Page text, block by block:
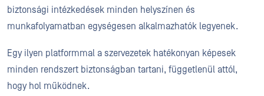
biztonsági intézkedések minden helyszínen és
munkafolyamatban egységesen alkalmazhatók legyenek.
Egy ilyen platformmal a szervezetek hatékonyan képesek
minden rendszert biztonságban tartani, függetlenül attól,
hogy hol működnek.